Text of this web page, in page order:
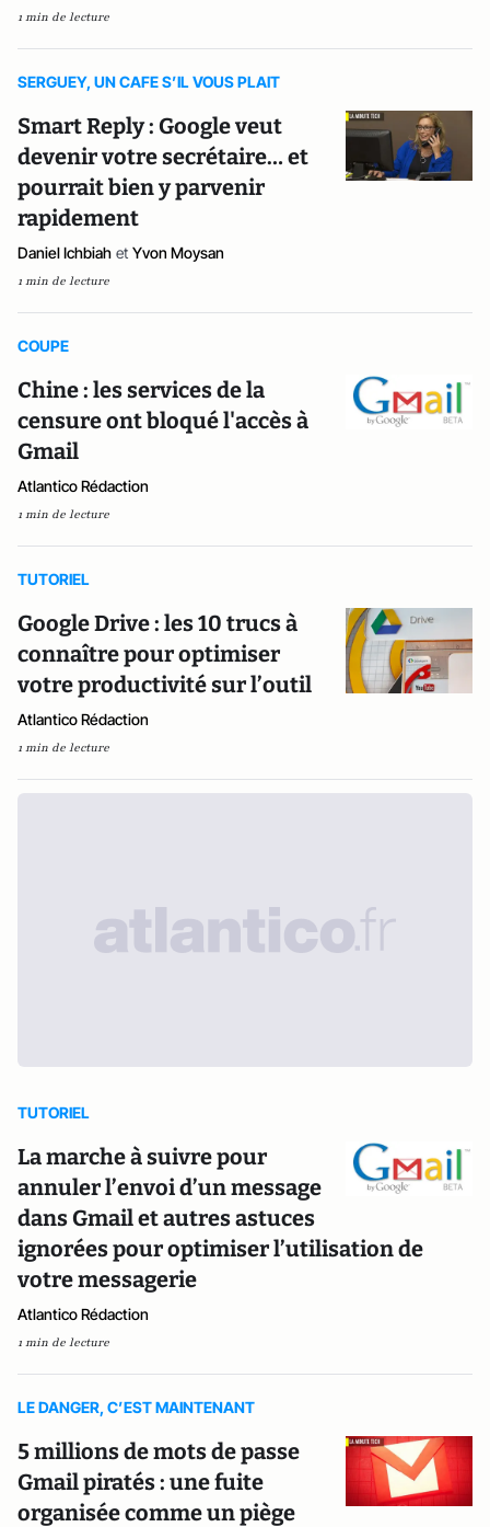
1 min de lecture
SERGUEY, UN CAFE S’IL VOUS PLAIT
Smart Reply : Google veut
devenir votre secrétaire… et
pourrait bien y parvenir
rapidement
Daniel Ichbiah et Yvon Moysan
1 min de lecture
COUPE
Chine : les services de la
censure ont bloqué l'accès à
Gmail
Atlantico Rédaction
1 min de lecture
TUTORIEL
Google Drive : les 10 trucs à
connaître pour optimiser
votre productivité sur l’outil
Atlantico Rédaction
1 min de lecture
TUTORIEL
La marche à suivre pour
annuler l’envoi d’un message
dans Gmail et autres astuces
ignorées pour optimiser l’utilisation de
votre messagerie
Atlantico Rédaction
1 min de lecture
LE DANGER, C’EST MAINTENANT
5 millions de mots de passe
Gmail piratés : une fuite
organisée comme un piège